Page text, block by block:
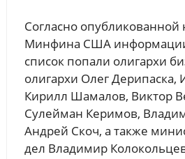
Согласно опубликованной
Минфина США
список попали олигархи
олигархи Олег Дерипаска,
Кирилл Шамалов, Виктор
Сулейман Керимов,
Андрей Скоч, а также
дел Владимир